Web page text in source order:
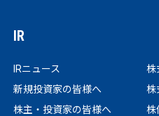
IR
IRニュース
新規投資家の皆様へ
株主・投資家の皆様へ
株
株
株